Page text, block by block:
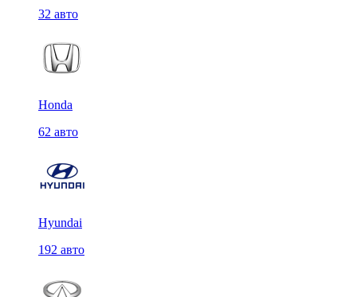
32 авто
Honda
62 авто
Hyundai
192 авто